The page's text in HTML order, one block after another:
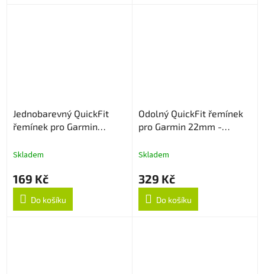
Jednobarevný QuickFit
řemínek pro Garmin
Skladem
169 Kč
Do košíku
Odolný QuickFit řemínek
pro Garmin 22mm -
Skladem
329 Kč
Do košíku